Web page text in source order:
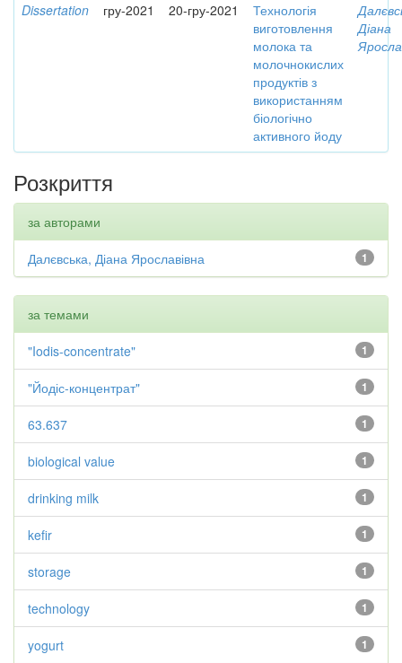
Dissertation гру-2021 20-гру-2021
Технологія
виготовлення
молока та
молочнокислих
продуктів з
використанням
біологічно
активного йоду
Діана
Розкриття
за авторами
1
Далєвська, Діана Ярославівна
за темами
1
"Iodis-concentrate"
1
"Йодіс-концентрат"
1
63.637
1
biological value
1
drinking milk
1
kefir
1
storage
1
technology
1
yogurt